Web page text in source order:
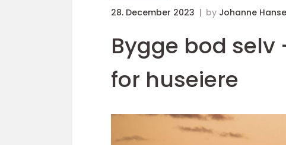
28. December 2023 by Johanne
Bygge bod
for huseiere